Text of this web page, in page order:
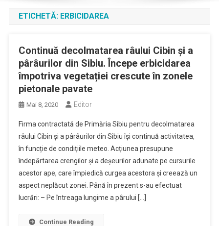
ETICHETĂ: ERBICIDAREA
Continuă decolmatarea râului Cibin și a
pârâurilor din Sibiu. Începe erbicidarea
împotriva vegetației crescute în zonele
pietonale pavate
Mai 8, 2020 Editor
Firma contractată de Primăria Sibiu pentru decolmatarea
râului Cibin și a pârâurilor din Sibiu își continuă activitatea,
în funcție de condițiile meteo. Acțiunea presupune
îndepărtarea crengilor și a deșeurilor adunate pe cursurile
acestor ape, care împiedică curgea acestora și creează un
aspect neplăcut zonei. Până în prezent s-au efectuat
lucrări: – Pe întreaga lungime a pârului […]
Continue Reading